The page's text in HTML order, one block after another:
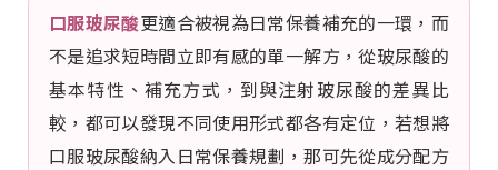
口服玻尿酸更適合被視為日常保養補充的一環，而
不是追求短時間立即有感的單一解方，從玻尿酸的
基本特性、補充方式，到與注射玻尿酸的差異比
較，都可以發現不同使用形式都各有定位，若想將
口服玻尿酸納入日常保養規劃，那可先從成分配方